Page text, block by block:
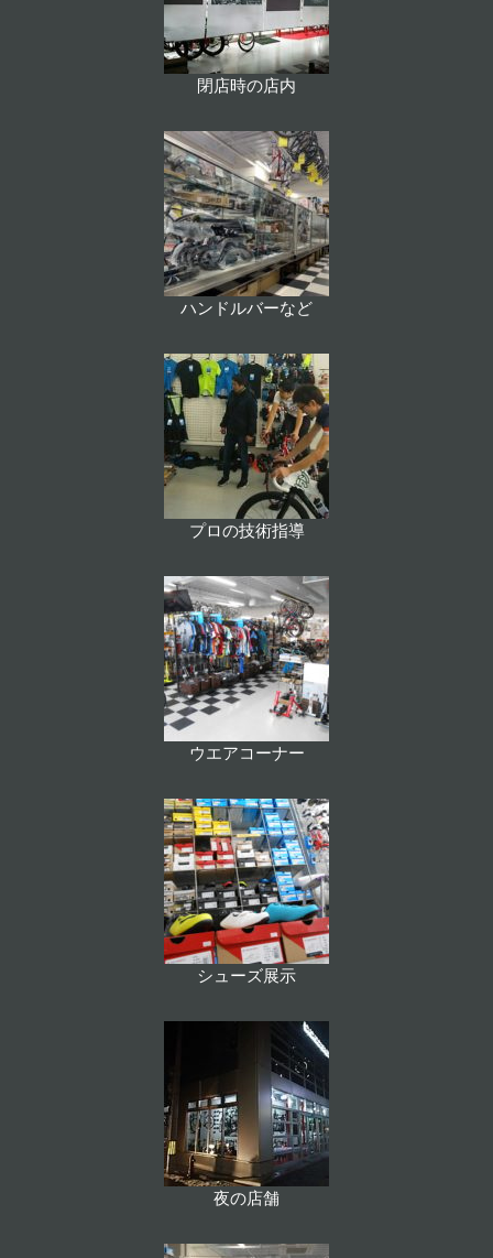
閉店時の店内
ハンドルバーなど
プロの技術指導
ウエアコーナー
シューズ展示
夜の店舗